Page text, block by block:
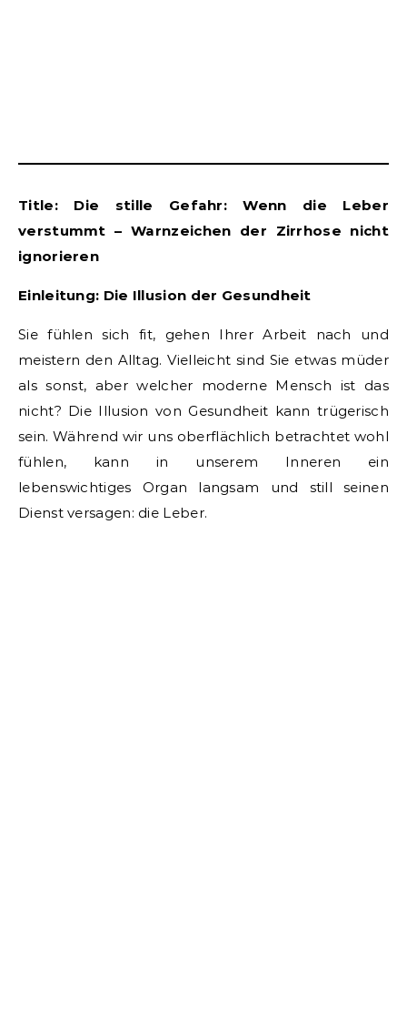
Title: Die stille Gefahr: Wenn die Leber
verstummt – Warnzeichen der Zirrhose nicht
ignorieren
Einleitung: Die Illusion der Gesundheit
Sie fühlen sich fit, gehen Ihrer Arbeit nach und
meistern den Alltag. Vielleicht sind Sie etwas müder
als sonst, aber welcher moderne Mensch ist das
nicht? Die Illusion von Gesundheit kann trügerisch
sein. Während wir uns oberflächlich betrachtet wohl
fühlen, kann in unserem Inneren ein
lebenswichtiges Organ langsam und still seinen
Dienst versagen: die Leber.